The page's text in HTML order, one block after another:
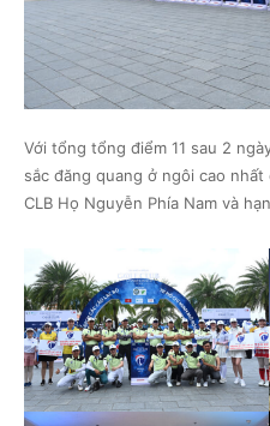
Với tổng tổng điểm 11 sau 2
sắc đăng quang ở ngôi cao
CLB Họ Nguyễn Phía Nam và